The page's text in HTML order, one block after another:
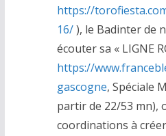
https://
16/), le Badinter de
écouter sa « LIGNE
https://
gascogne, Spéciale
partir de 22/53 mn),
coordinations à